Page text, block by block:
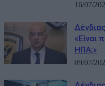
16/07/
«Είναι
ΗΠΑ;»
09/07/